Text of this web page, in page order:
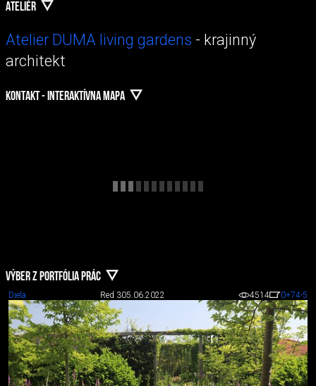
ATELIÉR
Atelier DUMA living gardens - krajinný
architekt
KONTAKT - INTERAKTÍVNA MAPA
VÝBER Z PORTFÓLIA PRÁC
Diela Red 305.06.2022 4514 0+74-5